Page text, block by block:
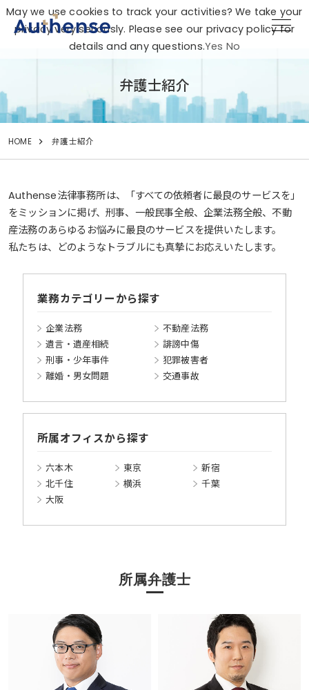
弁護士紹介
HOME 弁護士紹介
Authense法律事務所は、「すべての依頼者に最良のサービスを」
をミッションに掲げ、 刑事、一般民事全般、企業法務全般、不動
産法務のあらゆるお悩みに最良のサービスを提供いたします。
私たちは、どのようなトラブルにも真摯にお応えいたします。
業務カテゴリーから探す
企業法務
不動産法務
遺言・遺産相続
誹謗中傷
刑事・少年事件
犯罪被害者
離婚・男女問題
交通事故
所属オフィスから探す
六本木 東京
新宿
北千住
横浜
千葉
大阪
所属弁護士
May we use cookies to track your activities? We take your
privacy very seriously. Please see our privacy policy for
details and any questions.Yes No